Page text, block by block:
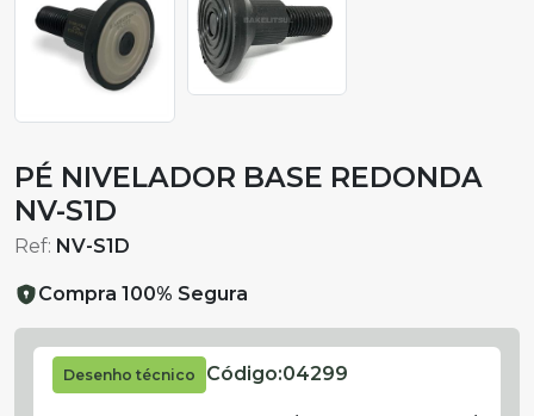
PÉ NIVELADOR BASE REDONDA
NV-S1D
Ref: NV-S1D
Compra 100% Segura
Desenho técnico Código:04299